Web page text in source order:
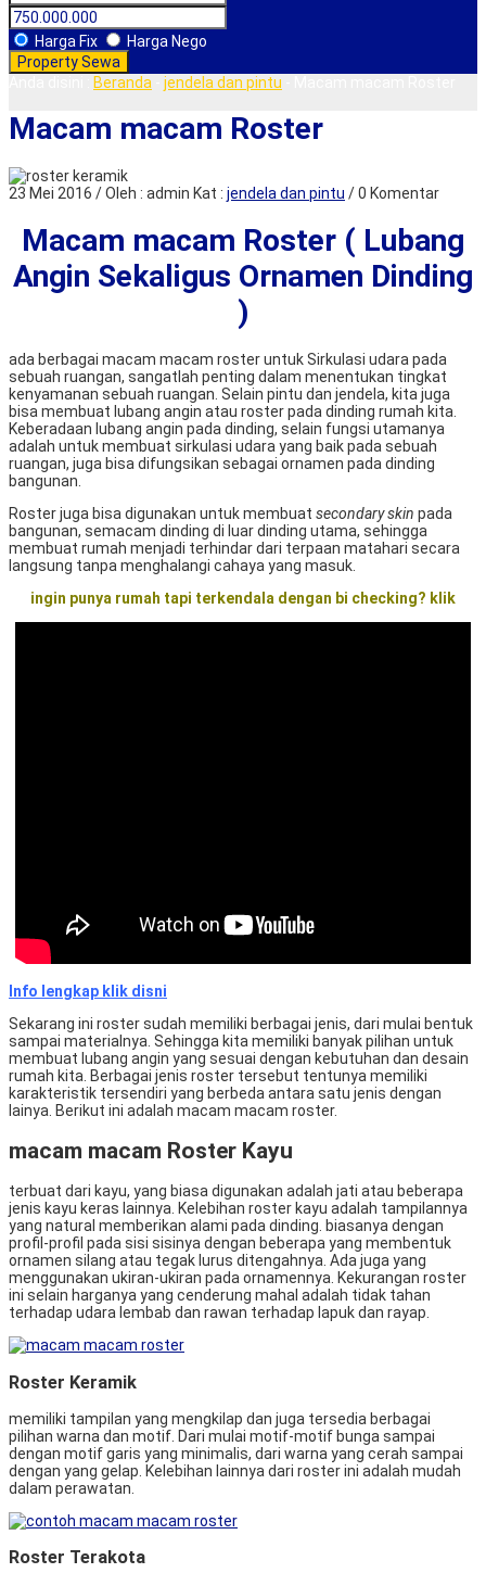
Harga Fix
Harga Nego
Property Sewa
Beranda jendela dan pintu
Macam macam Roster
23 Mei 2016 / Oleh : admin Kat : jendela dan pintu / 0 Komentar
Macam macam Roster ( Lubang
Angin Sekaligus Ornamen Dinding
)
ada berbagai macam macam roster untuk Sirkulasi udara pada
sebuah ruangan, sangatlah penting dalam menentukan tingkat
kenyamanan sebuah ruangan. Selain pintu dan jendela, kita juga
bisa membuat lubang angin atau roster pada dinding rumah kita.
Keberadaan lubang angin pada dinding, selain fungsi utamanya
adalah untuk membuat sirkulasi udara yang baik pada sebuah
ruangan, juga bisa difungsikan sebagai ornamen pada dinding
bangunan.
Roster juga bisa digunakan untuk membuat secondary skin pada
bangunan, semacam dinding di luar dinding utama, sehingga
membuat rumah menjadi terhindar dari terpaan matahari secara
langsung tanpa menghalangi cahaya yang masuk.
ingin punya rumah tapi terkendala dengan bi checking? klik
Info lengkap klik disni
Sekarang ini roster sudah memiliki berbagai jenis, dari mulai bentuk
sampai materialnya. Sehingga kita memiliki banyak pilihan untuk
membuat lubang angin yang sesuai dengan kebutuhan dan desain
rumah kita. Berbagai jenis roster tersebut tentunya memiliki
karakteristik tersendiri yang berbeda antara satu jenis dengan
lainya. Berikut ini adalah macam macam roster.
macam macam Roster Kayu
terbuat dari kayu, yang biasa digunakan adalah jati atau beberapa
jenis kayu keras lainnya. Kelebihan roster kayu adalah tampilannya
yang natural memberikan alami pada dinding. biasanya dengan
profil-profil pada sisi sisinya dengan beberapa yang membentuk
ornamen silang atau tegak lurus ditengahnya. Ada juga yang
menggunakan ukiran-ukiran pada ornamennya. Kekurangan roster
ini selain harganya yang cenderung mahal adalah tidak tahan
terhadap udara lembab dan rawan terhadap lapuk dan rayap.
Roster Keramik
memiliki tampilan yang mengkilap dan juga tersedia berbagai
pilihan warna dan motif. Dari mulai motif-motif bunga sampai
dengan motif garis yang minimalis, dari warna yang cerah sampai
dengan yang gelap. Kelebihan lainnya dari roster ini adalah mudah
dalam perawatan.
Roster Terakota